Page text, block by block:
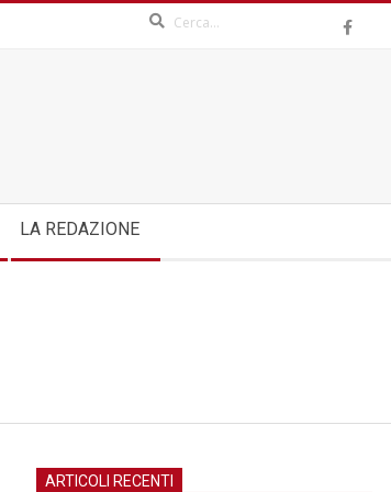
LA REDAZIONE
ARTICOLI RECENTI